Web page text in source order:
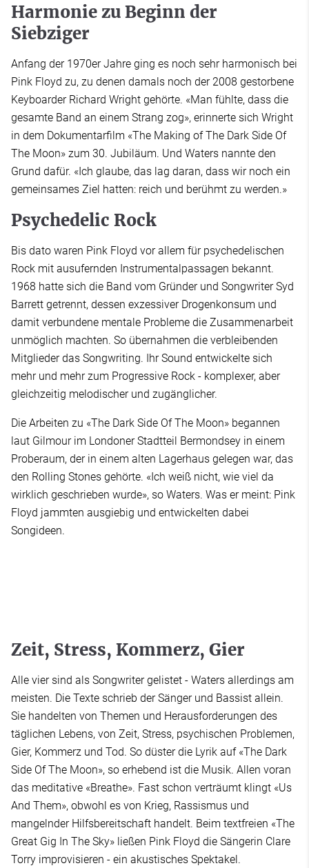
Harmonie zu Beginn der
Siebziger
Anfang der 1970er Jahre ging es noch sehr harmonisch bei
Pink Floyd zu, zu denen damals noch der 2008 gestorbene
Keyboarder Richard Wright gehörte. «Man fühlte, dass die
gesamte Band an einem Strang zog», erinnerte sich Wright
in dem Dokumentarfilm «The Making of The Dark Side Of
The Moon» zum 30. Jubiläum. Und Waters nannte den
Grund dafür. «Ich glaube, das lag daran, dass wir noch ein
gemeinsames Ziel hatten: reich und berühmt zu werden.»
Psychedelic Rock
Bis dato waren Pink Floyd vor allem für psychedelischen
Rock mit ausufernden Instrumentalpassagen bekannt.
1968 hatte sich die Band vom Gründer und Songwriter Syd
Barrett getrennt, dessen exzessiver Drogenkonsum und
damit verbundene mentale Probleme die Zusammenarbeit
unmöglich machten. So übernahmen die verbleibenden
Mitglieder das Songwriting. Ihr Sound entwickelte sich
mehr und mehr zum Progressive Rock - komplexer, aber
gleichzeitig melodischer und zugänglicher.
Die Arbeiten zu «The Dark Side Of The Moon» begannen
laut Gilmour im Londoner Stadtteil Bermondsey in einem
Proberaum, der in einem alten Lagerhaus gelegen war, das
den Rolling Stones gehörte. «Ich weiß nicht, wie viel da
wirklich geschrieben wurde», so Waters. Was er meint: Pink
Floyd jammten ausgiebig und entwickelten dabei
Songideen.
Zeit, Stress, Kommerz, Gier
Alle vier sind als Songwriter gelistet - Waters allerdings am
meisten. Die Texte schrieb der Sänger und Bassist allein.
Sie handelten von Themen und Herausforderungen des
täglichen Lebens, von Zeit, Stress, psychischen Problemen,
Gier, Kommerz und Tod. So düster die Lyrik auf «The Dark
Side Of The Moon», so erhebend ist die Musik. Allen voran
das meditative «Breathe». Fast schon verträumt klingt «Us
And Them», obwohl es von Krieg, Rassismus und
mangelnder Hilfsbereitschaft handelt. Beim textfreien «The
Great Gig In The Sky» ließen Pink Floyd die Sängerin Clare
Torry improvisieren - ein akustisches Spektakel.